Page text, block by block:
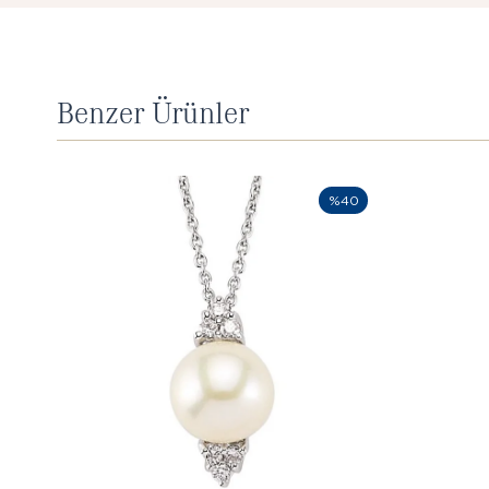
Benzer Ürünler
%40